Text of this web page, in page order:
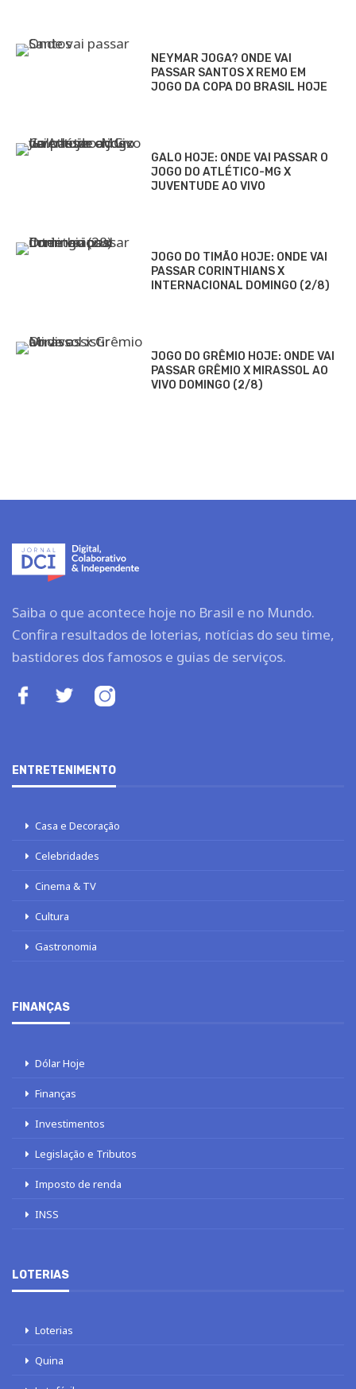
NEYMAR JOGA? ONDE VAI
PASSAR SANTOS X REMO EM
JOGO DA COPA DO BRASIL HOJE
GALO HOJE: ONDE VAI PASSAR O
JOGO DO ATLÉTICO-MG X
JUVENTUDE AO VIVO
JOGO DO TIMÃO HOJE: ONDE VAI
PASSAR CORINTHIANS X
INTERNACIONAL DOMINGO (2/8)
JOGO DO GRÊMIO HOJE: ONDE VAI
PASSAR GRÊMIO X MIRASSOL AO
VIVO DOMINGO (2/8)
Saiba o que acontece hoje no Brasil e no Mundo.
Confira resultados de loterias, notícias do seu time,
bastidores dos famosos e guias de serviços.
ENTRETENIMENTO
Casa e Decoração
Celebridades
Cinema & TV
Cultura
Gastronomia
FINANÇAS
Dólar Hoje
Finanças
Investimentos
Legislação e Tributos
Imposto de renda
INSS
LOTERIAS
Loterias
Quina